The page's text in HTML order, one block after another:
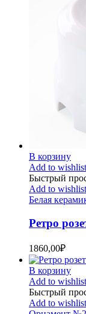
В корзину
Add to wishlist
Быстрый
Add to wishlist
Белая
Ретро
1860,00₽
В корзину
Add to wishlist
Быстрый
Add to wishlist